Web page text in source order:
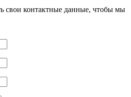
свои контактные данные, чтобы мы